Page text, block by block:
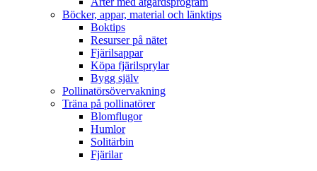
Böcker, appar, material och länktips
Boktips
Resurser på nätet
Fjärilsappar
Köpa fjärilsprylar
Bygg själv
Pollinatörsövervakning
Träna på pollinatörer
Blomflugor
Humlor
Solitärbin
Fjärilar